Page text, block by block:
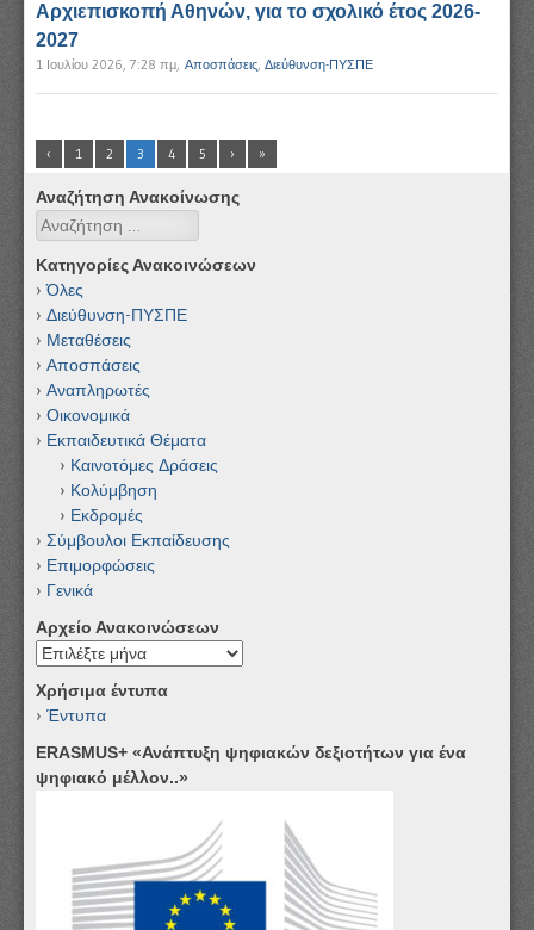
Αρχιεπισκοπή Αθηνών, για το σχολικό έτος 2026-
2027
1 Ιουλίου 2026, 7:28 πμ, Αποσπάσεις, Διεύθυνση-ΠΥΣΠΕ
‹ 1 2 3 4 5 › »
Αναζήτηση Ανακοίνωσης
Αναζήτηση
Κατηγορίες Ανακοινώσεων
Όλες
Διεύθυνση-ΠΥΣΠΕ
Μεταθέσεις
Αποσπάσεις
Αναπληρωτές
Οικονομικά
Εκπαιδευτικά Θέματα
Καινοτόμες Δράσεις
Κολύμβηση
Εκδρομές
Σύμβουλοι Εκπαίδευσης
Επιμορφώσεις
Γενικά
Αρχείο Ανακοινώσεων
Αρχείο
Χρήσιμα έντυπα
Έντυπα
ERASMUS+ «Ανάπτυξη ψηφιακών δεξιοτήτων για ένα
ψηφιακό μέλλον..»